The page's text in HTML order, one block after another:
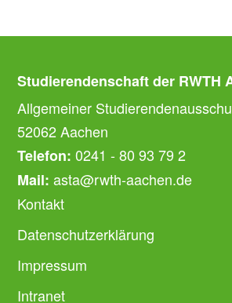
Studierendenschaft der RWTH
Allgemeiner
52062 Aachen
Telefon: 0241 - 80 93 79 2
Mail: asta@rwth-aachen.de
Kontakt
Datenschutzerklärung
Impressum
Intranet